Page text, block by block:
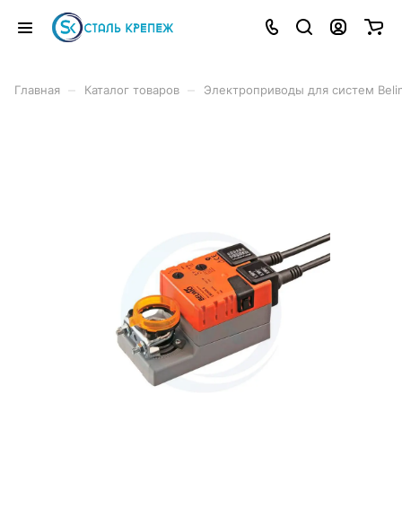
Главная Каталог товаров Электроприводы для систем